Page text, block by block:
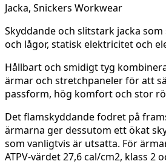
Jacka, Snickers Workwear
Skyddande och slitstark jacka
och lågor, statisk elektricitet och
Hållbart och smidigt tyg
ärmar och stretchpaneler för att
passform, hög komfort och stor
Det flamskyddande fodret på
ärmarna ger dessutom ett ökat
som vanligtvis är utsatta. För
ATPV-värdet 27,6 cal/cm2, klass 2